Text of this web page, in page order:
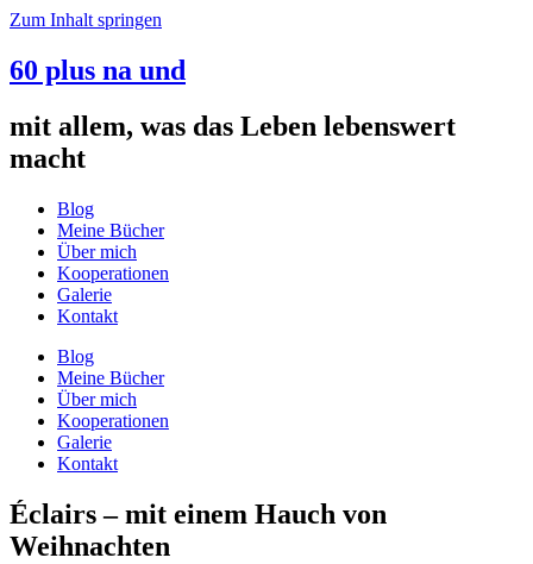
Zum Inhalt springen
60 plus na und
mit allem, was das Leben lebenswert
macht
Blog
Meine Bücher
Über mich
Kooperationen
Galerie
Kontakt
Blog
Meine Bücher
Über mich
Kooperationen
Galerie
Kontakt
Éclairs – mit einem Hauch von
Weihnachten